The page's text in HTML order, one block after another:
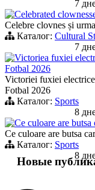
7
Celebrated
Celebre clovnes și
Каталог: Cultural
7
Victoriea fuxiei
Fotbal 2026
Victoriei fuxiei
Fotbal 2026
Каталог: Sports
8
Ce culoare are butsa
Ce culoare are butsa
Каталог: Sports
8
Новые